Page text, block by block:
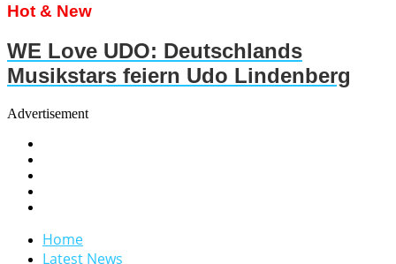
Hot & New
WE Love UDO: Deutschlands
Musikstars feiern Udo Lindenberg
Advertisement
Home
Latest News